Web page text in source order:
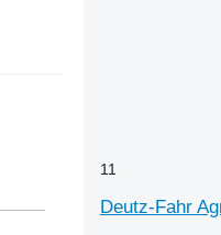
11
Deutz-Fahr